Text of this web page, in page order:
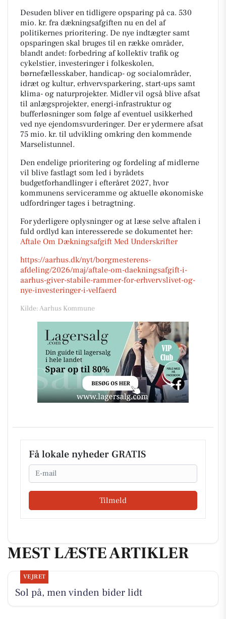
Desuden bliver en tidligere opsparing på ca. 530
mio. kr. fra dækningsafgiften nu en del af
politikernes prioritering. De nye indtægter samt
opsparingen skal bruges til en række områder,
blandt andet: forbedring af kollektiv trafik og
cykelstier, investeringer i folkeskolen,
børnefællesskaber, handicap- og socialområder,
idræt og kultur, erhvervsparkering, start-ups samt
klima- og naturprojekter. Midler vil også blive afsat
til anlægsprojekter, energi-infrastruktur og
bufferløsninger som følge af eventuel usikkerhed
ved nye ejendomsvurderinger. Der er ydermere afsat
75 mio. kr. til udvikling omkring den kommende
Marselistunnel.
Den endelige prioritering og fordeling af midlerne
vil blive fastlagt som led i byrådets
budgetforhandlinger i efteråret 2027, hvor
kommunens serviceramme og aktuelle økonomiske
udfordringer tages i betragtning.
For yderligere oplysninger og at læse selve aftalen i
fuld ordlyd kan interesserede se dokumentet her:
Aftale Om Dækningsafgift Med Underskrifter
https://aarhus.dk/nyt/borgmesterens-
afdeling/2026/maj/aftale-om-daekningsafgift-i-
aarhus-giver-stabile-rammer-for-erhvervslivet-og-
nye-investeringer-i-velfaerd
Kilde: Aarhus Kommune
Få lokale nyheder GRATIS
Email
Tilmeld
MEST LÆSTE ARTIKLER
VEJRET
Sol på, men vinden bider lidt